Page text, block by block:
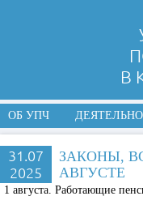
В
ОБ УПЧ
31.07
2025
ЗАКОНЫ,
АВГУСТЕ
1 августа. Работающие